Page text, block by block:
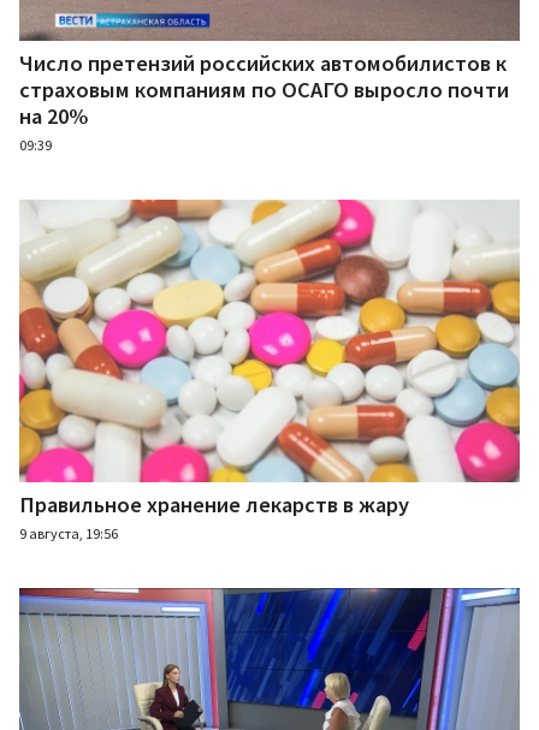
Число претензий российских автомобилистов к
страховым компаниям по ОСАГО выросло почти
на 20%
09:39
Правильное хранение лекарств в жару
9 августа, 19:56